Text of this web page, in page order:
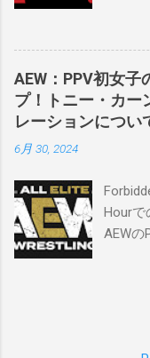
ケバ
の子供
新のシ
子プロ
し、5
野が見
にタイ
レスラ
スケ
を防
曜日の
ら活動
ストー
女子
我の
ド・ベ
座の防
AEW：PPV初女子
プ！トニー・カー
レーションについ
6月 30, 2024
Hourで
AEW
行わ